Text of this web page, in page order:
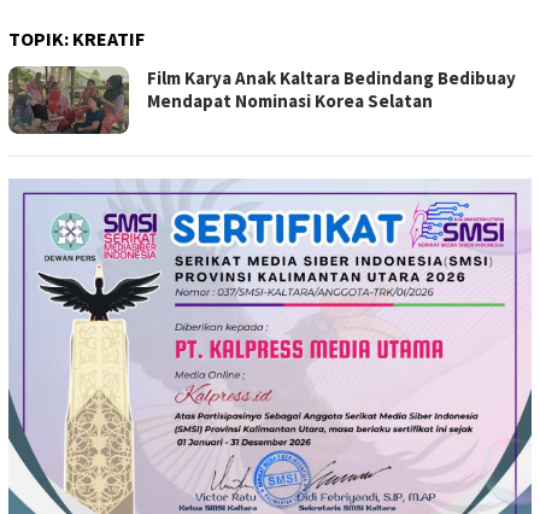
TOPIK: KREATIF
Film Karya Anak Kaltara Bedindang Bedibuay
Mendapat Nominasi Korea Selatan